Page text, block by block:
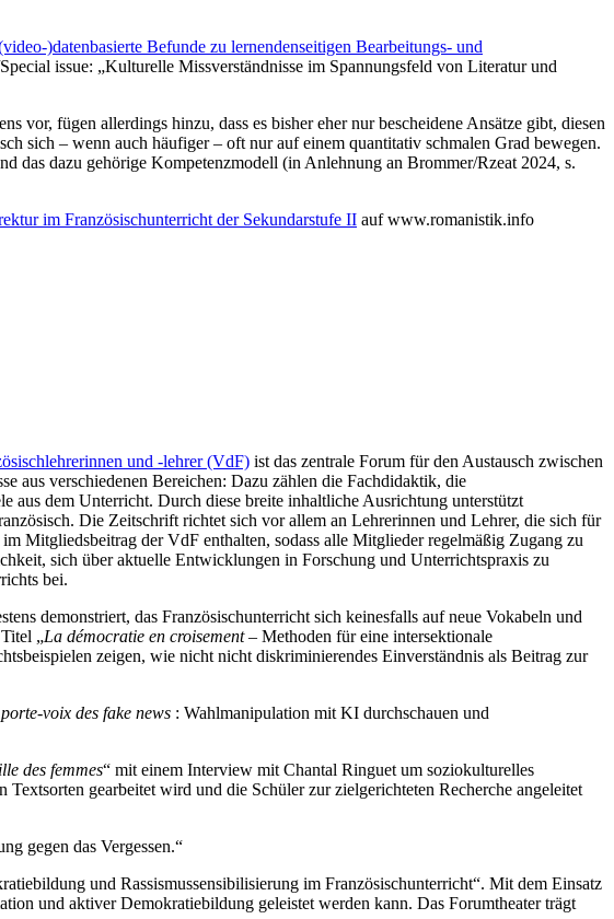
)datenbasierte Befunde zu lernendenseitigen Bearbeitungs- und
issue: „Kulturelle Missverständnisse im Spannungsfeld von Literatur und
vor, fügen allerdings hinzu, dass es bisher eher nur bescheidene Ansätze gibt, diesen
sich – wenn auch häufiger – oft nur auf einem quantitativ schmalen Grad bewegen.
das dazu gehörige Kompetenzmodell (in Anlehnung an Brommer/Rzeat 2024, s.
im Französischunterricht der Sekundarstufe II auf www.romanistik.info
und -lehrer (VdF) ist das zentrale Forum für den Austausch zwischen
aus verschiedenen Bereichen: Dazu zählen die Fachdidaktik, die
aus dem Unterricht. Durch diese breite inhaltliche Ausrichtung unterstützt
Die Zeitschrift richtet sich vor allem an Lehrerinnen und Lehrer, die sich für
Mitgliedsbeitrag der VdF enthalten, sodass alle Mitglieder regelmäßig Zugang zu
sich über aktuelle Entwicklungen in Forschung und Unterrichtspraxis zu
bei.
demonstriert, das Französischunterricht sich keinesfalls auf neue Vokabeln und
„La démocratie en croisement– Methoden für eine intersektionale
zeigen, wie nicht nicht diskriminierendes Einverständnis als Beitrag zur
voix des fake news : Wahlmanipulation mit KI durchschauen und
des femmes“ mit einem Interview mit Chantal Ringuet um soziokulturelles
gearbeitet wird und die Schüler zur zielgerichteten Recherche angeleitet
gegen das Vergessen.“
und Rassismussensibilisierung im Französischunterricht“. Mit dem Einsatz
und aktiver Demokratiebildung geleistet werden kann. Das Forumtheater trägt